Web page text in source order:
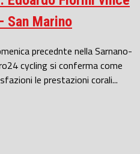
San Marino
precednte nella Sarnano-
cycling si conferma come
le prestazioni corali...